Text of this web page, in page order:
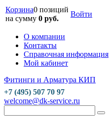
Корзина0 позиций
на сумму 0 руб.
Войти
О компании
Контакты
Справочная информация
Мой кабинет
Фитинги и Арматура КИП
+7 (495) 507 70 97
welcome@dk-service.ru